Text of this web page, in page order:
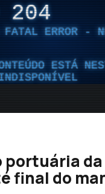
204
ERROR -
ESTÁ
INDISPONÍVEL
portuária
final do